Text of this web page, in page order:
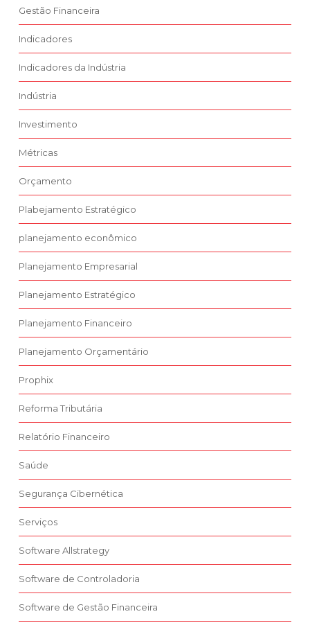
Gestão Financeira
Indicadores
Indicadores da Indústria
Indústria
Investimento
Métricas
Orçamento
Plabejamento Estratégico
planejamento econômico
Planejamento Empresarial
Planejamento Estratégico
Planejamento Financeiro
Planejamento Orçamentário
Prophix
Reforma Tributária
Relatório Financeiro
Saúde
Segurança Cibernética
Serviços
Software Allstrategy
Software de Controladoria
Software de Gestão Financeira